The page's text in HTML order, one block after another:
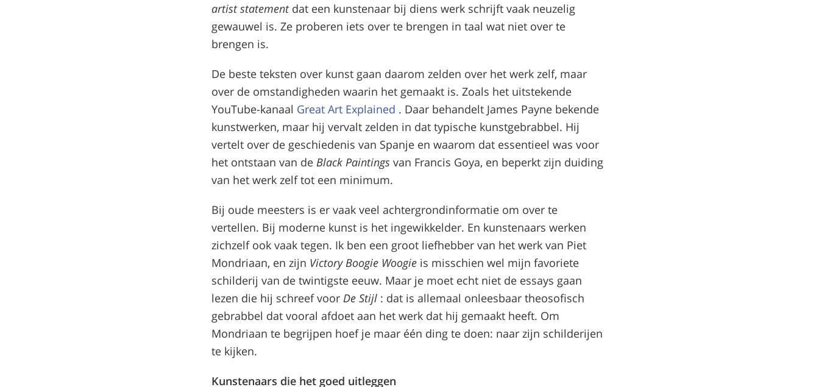
artist statement dat een kunstenaar bij diens werk schrijft vaak neuzelig
gewauwel is. Ze proberen iets over te brengen in taal wat niet over te
brengen is.
De beste teksten over kunst gaan daarom zelden over het werk zelf, maar
over de omstandigheden waarin het gemaakt is. Zoals het uitstekende
YouTube-kanaal Great Art Explained . Daar behandelt James Payne bekende
kunstwerken, maar hij vervalt zelden in dat typische kunstgebrabbel. Hij
vertelt over de geschiedenis van Spanje en waarom dat essentieel was voor
het ontstaan van de Black Paintings van Francis Goya, en beperkt zijn duiding
van het werk zelf tot een minimum.
Bij oude meesters is er vaak veel achtergrondinformatie om over te
vertellen. Bij moderne kunst is het ingewikkelder. En kunstenaars werken
zichzelf ook vaak tegen. Ik ben een groot liefhebber van het werk van Piet
Mondriaan, en zijn Victory Boogie Woogie is misschien wel mijn favoriete
schilderij van de twintigste eeuw. Maar je moet echt niet de essays gaan
lezen die hij schreef voor De Stijl : dat is allemaal onleesbaar theosofisch
gebrabbel dat vooral afdoet aan het werk dat hij gemaakt heeft. Om
Mondriaan te begrijpen hoef je maar één ding te doen: naar zijn schilderijen
te kijken.
Kunstenaars die het goed uitleggen